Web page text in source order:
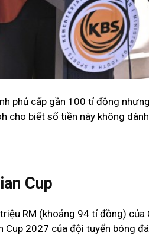
phủ cấp gần 100 tỉ đồng
cho biết số tiền này không
Cup
RM (khoảng 94 tỉ đồng) của
2027 của đội tuyển bóng